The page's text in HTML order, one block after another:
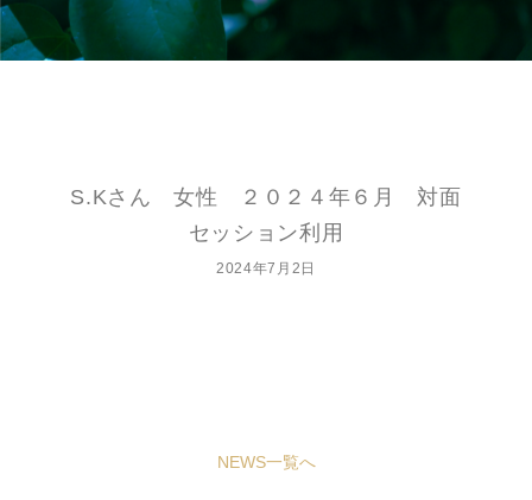
S.Kさん 女性 ２０２４年６月 対面
セッション利用
2024年7月2日
NEWS一覧へ